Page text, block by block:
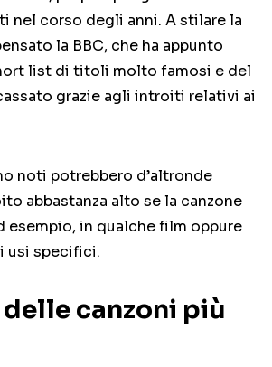
nel corso degli anni. A stilare la
la BBC, che ha appunto
list di titoli molto famosi e del
grazie agli introiti relativi ai
noti potrebbero d’altronde
abbastanza alto se la canzone
esempio, in qualche film oppure
usi specifici.
delle canzoni più